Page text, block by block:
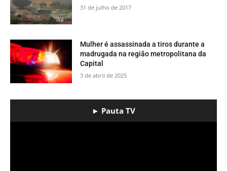
31 de julho de 2017
Mulher é assassinada a tiros durante a
madrugada na região metropolitana da
Capital
3 de abril de 2025
► Pauta TV